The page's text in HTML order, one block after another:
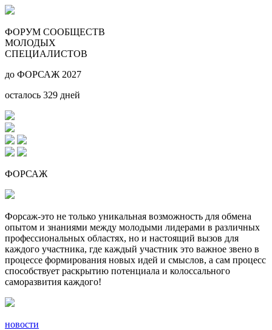
ФОРУМ СООБЩЕСТВ
МОЛОДЫХ
СПЕЦИАЛИСТОВ
до ФОРСАЖ 2027
осталось 329 дней
ФОРСАЖ
Форсаж-это не только уникальная возможность для обмена
опытом и знаниями между молодыми лидерами в различных
профессиональных областях, но и настоящий вызов для
каждого участника, где каждый участник это важное звено в
процессе формирования новых идей и смыслов, а сам процесс
способствует раскрытию потенциала и колоссального
саморазвития каждого!
новости